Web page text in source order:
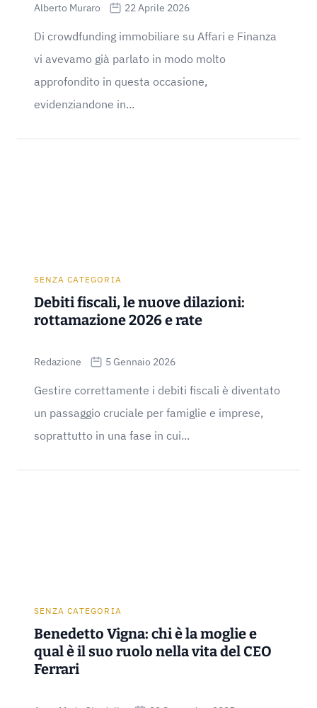
Alberto Muraro 22 Aprile 2026
Di crowdfunding immobiliare su Affari e Finanza
vi avevamo già parlato in modo molto
approfondito in questa occasione,
evidenziandone in...
SENZA CATEGORIA
Debiti fiscali, le nuove dilazioni:
rottamazione 2026 e rate
Redazione 5 Gennaio 2026
Gestire correttamente i debiti fiscali è diventato
un passaggio cruciale per famiglie e imprese,
soprattutto in una fase in cui...
SENZA CATEGORIA
Benedetto Vigna: chi è la moglie e
qual è il suo ruolo nella vita del CEO
Ferrari